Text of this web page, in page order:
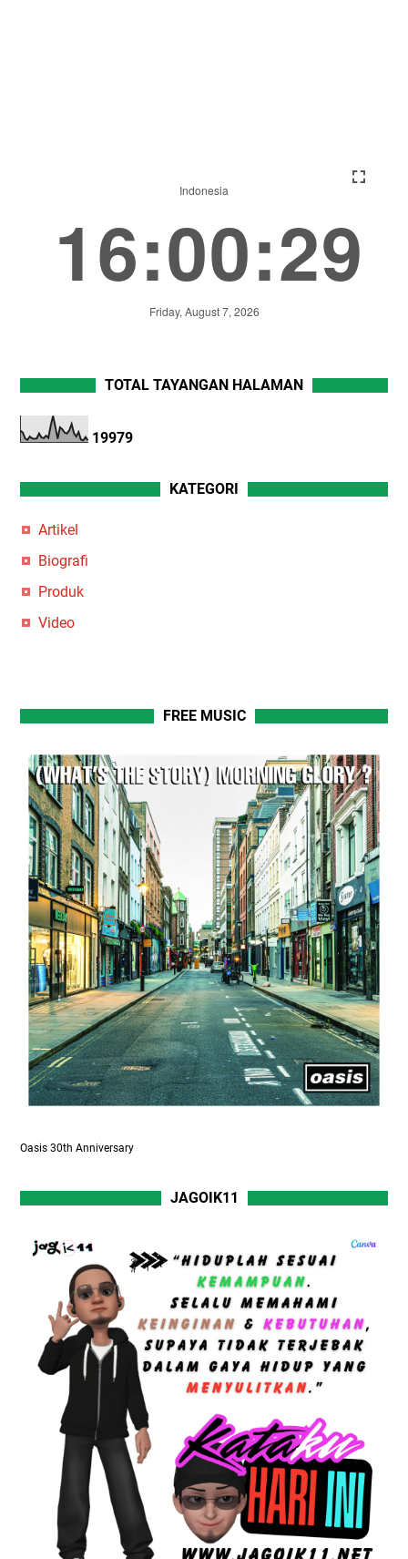
TOTAL TAYANGAN HALAMAN
19979
KATEGORI
Artikel
Biografi
Produk
Video
FREE MUSIC
Oasis 30th Anniversary
JAGOIK11